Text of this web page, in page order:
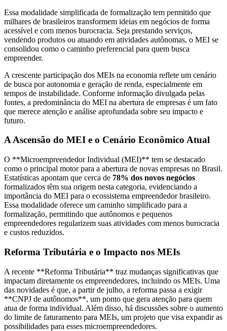
Essa modalidade simplificada de formalização tem permitido que
milhares de brasileiros transformem ideias em negócios de forma
acessível e com menos burocracia. Seja prestando serviços,
vendendo produtos ou atuando em atividades autônomas, o MEI se
consolidou como o caminho preferencial para quem busca
empreender.
A crescente participação dos MEIs na economia reflete um cenário
de busca por autonomia e geração de renda, especialmente em
tempos de instabilidade. Conforme informação divulgada pelas
fontes, a predominância do MEI na abertura de empresas é um fato
que merece atenção e análise aprofundada sobre seu impacto e
futuro.
A Ascensão do MEI e o Cenário Econômico Atual
O **Microempreendedor Individual (MEI)** tem se destacado
como o principal motor para a abertura de novas empresas no Brasil.
Estatísticas apontam que cerca de 78% dos novos negócios
formalizados têm sua origem nesta categoria, evidenciando a
importância do MEI para o ecossistema empreendedor brasileiro.
Essa modalidade oferece um caminho simplificado para a
formalização, permitindo que autônomos e pequenos
empreendedores regularizem suas atividades com menos burocracia
e custos reduzidos.
Reforma Tributária e o Impacto nos MEIs
A recente **Reforma Tributária** traz mudanças significativas que
impactam diretamente os empreendedores, incluindo os MEIs. Uma
das novidades é que, a partir de julho, a reforma passa a exigir
**CNPJ de autônomos**, um ponto que gera atenção para quem
atua de forma individual. Além disso, há discussões sobre o aumento
do limite de faturamento para MEIs, um projeto que visa expandir as
possibilidades para esses microempreendedores.